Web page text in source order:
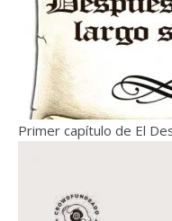
Primer capítulo de El